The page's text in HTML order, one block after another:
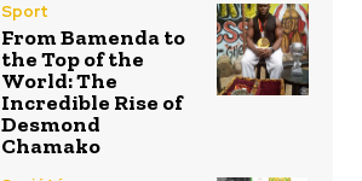
Sport
From Bamenda to
the Top of the
World: The
Incredible Rise of
Desmond
Chamako